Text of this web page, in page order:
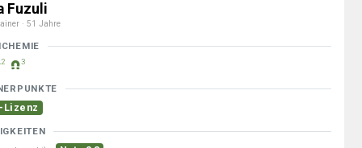
Fuzuli
· 51 Jahre
2 3
Lizenz